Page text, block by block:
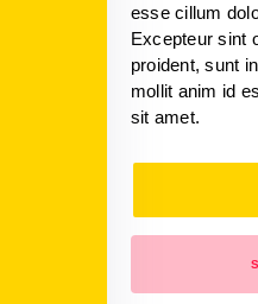
esse cillum
Excepteur sint
proident, sunt
mollit anim id
sit amet.